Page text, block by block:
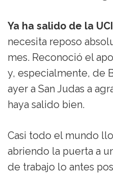
Ya ha salido de la UCI
necesita reposo
mes. Reconoció el
y, especialmente, de
ayer a San Judas a
haya salido bien.
Casi todo el mundo
abriendo la puerta a
de trabajo lo antes